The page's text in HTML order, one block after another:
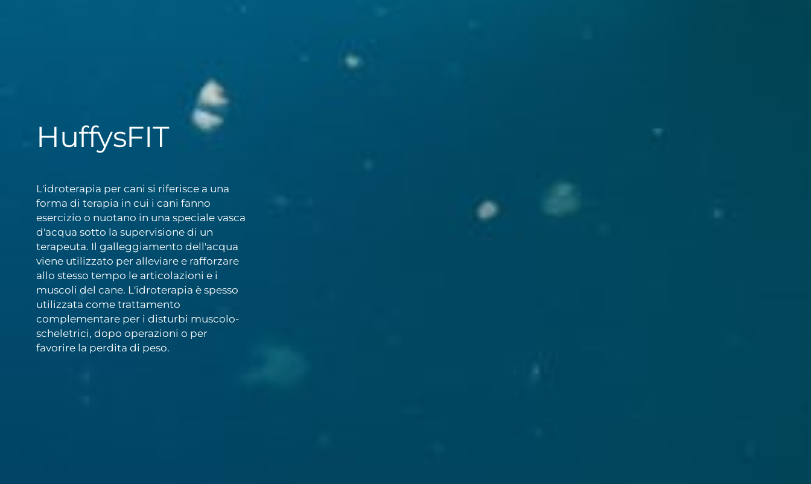
HuffysFIT
L'idroterapia per cani si riferisce a una
forma di terapia in cui i cani fanno
esercizio o nuotano in una speciale vasca
d'acqua sotto la supervisione di un
terapeuta. Il galleggiamento dell'acqua
viene utilizzato per alleviare e rafforzare
allo stesso tempo le articolazioni e i
muscoli del cane. L'idroterapia è spesso
utilizzata come trattamento
complementare per i disturbi muscolo-
scheletrici, dopo operazioni o per
favorire la perdita di peso.